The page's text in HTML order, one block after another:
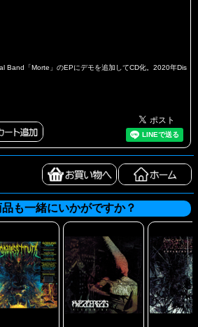
Band「Morte」のEPにデモを追加してCD化。2020年Dis
も一緒にいかがですか？